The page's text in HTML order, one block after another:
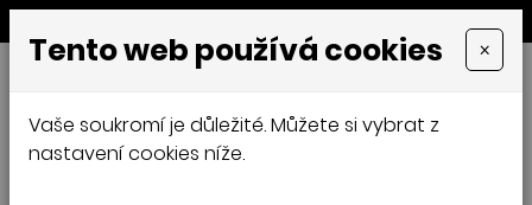
MENU
GALAMODA-XXL
Jana Mládková
Tento web používá cookies ×
Vaše soukromí je důležité. Můžete si vybrat z
nastavení cookies níže.